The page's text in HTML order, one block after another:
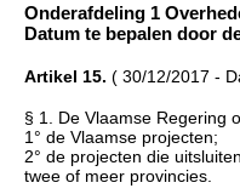
Onderafdeling 1
Datum te bepalen door
Artikel 15. ( 30/12/2017 -
§ 1. De Vlaamse Regering
1° de Vlaamse projecten;
2° de projecten die
twee of meer provincies.